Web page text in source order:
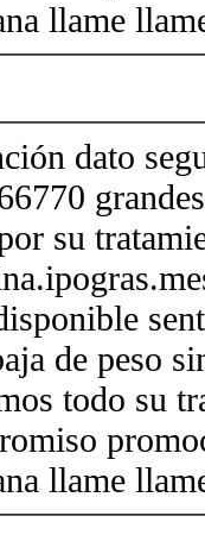
llame
dato
su
de peso
todo su
llame